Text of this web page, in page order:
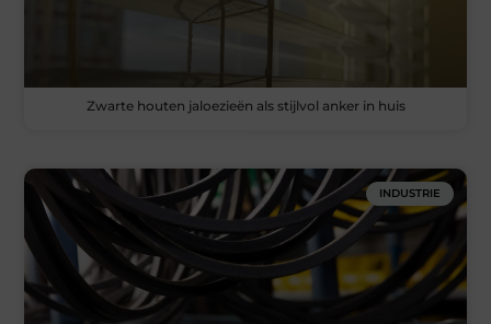
Zwarte houten jaloezieën als stijlvol anker in huis
INDUSTRIE